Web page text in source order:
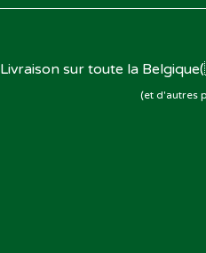
Livraison sur toute la
(et d'autres